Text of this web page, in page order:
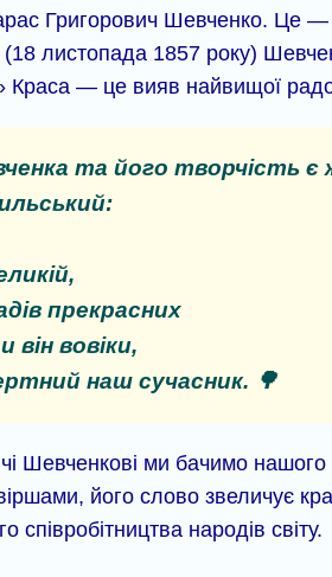
Григорович Шевченко. Це
листопада 1857 року)
Краса — це вияв найвищої
та його творчість
прекрасних
вовіки,
наш сучасник. 🌳
Шевченкові ми бачимо
його слово звеличує
співробітництва народів світу.